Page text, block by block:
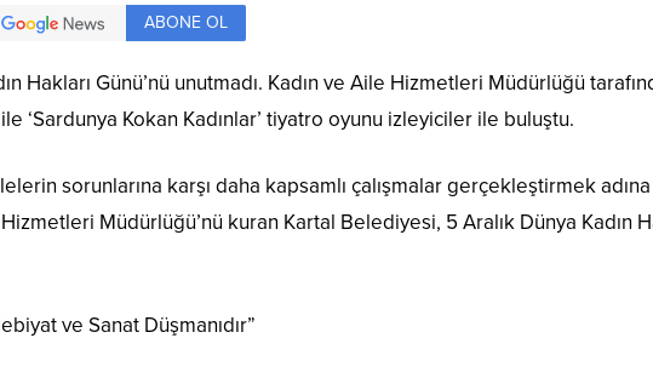
ABONE OL
Hakları Günü’nü unutmadı. Kadın ve Aile Hizmetleri Müdürlüğü
‘Sardunya Kokan Kadınlar’ tiyatro oyunu izleyiciler ile buluştu.
sorunlarına karşı daha kapsamlı çalışmalar gerçekleştirmek
Müdürlüğü’nü kuran Kartal Belediyesi, 5 Aralık Dünya Kadın
ve Sanat Düşmanıdır”